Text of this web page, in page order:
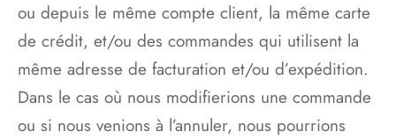
ou depuis le même compte client, la même carte
de crédit, et/ou des commandes qui utilisent la
même adresse de facturation et/ou d’expédition.
Dans le cas où nous modifierions une commande
ou si nous venions à l’annuler, nous pourrions